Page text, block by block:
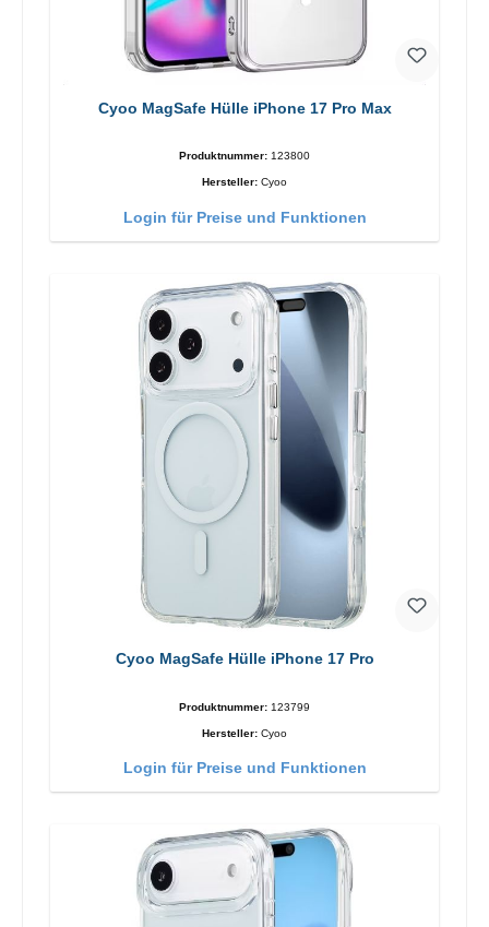
Cyoo MagSafe Hülle iPhone 17 Pro Max
Produktnummer: 123800
Hersteller: Cyoo
Login für Preise und Funktionen
Cyoo MagSafe Hülle iPhone 17 Pro
Produktnummer: 123799
Hersteller: Cyoo
Login für Preise und Funktionen